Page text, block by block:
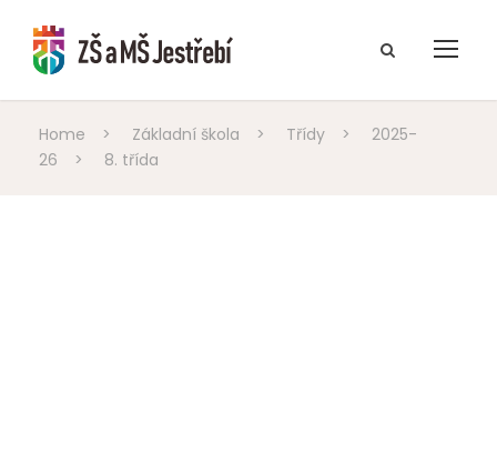
Home > Základní škola > Třídy >
2025-
26
> 8. třída